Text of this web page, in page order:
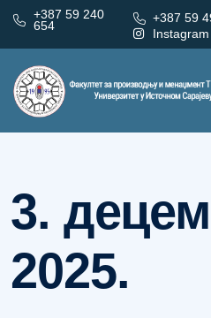
+387 59 240
654
+387 59
Instagram
Дан:
3.
2025.